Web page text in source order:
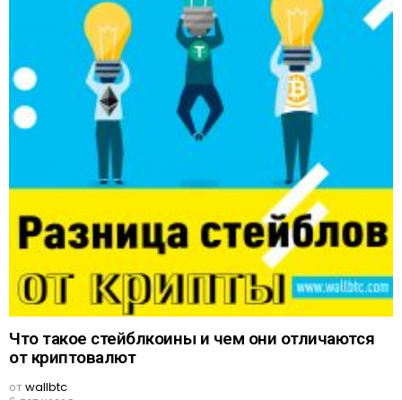
Что такое стейблкоины и чем они отличаются
от криптовалют
отwallbtc